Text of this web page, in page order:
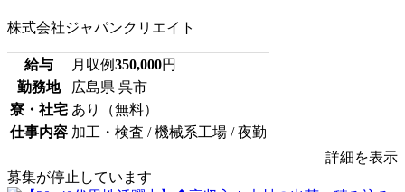
株式会社ジャパンクリエイト
給与 月収例350,000円
勤務地
広島県 呉市
寮・社宅 あり（無料）
仕事内容 加工・検査 / 機械系工場 / 夜勤
詳細を表示
募集が停止しています